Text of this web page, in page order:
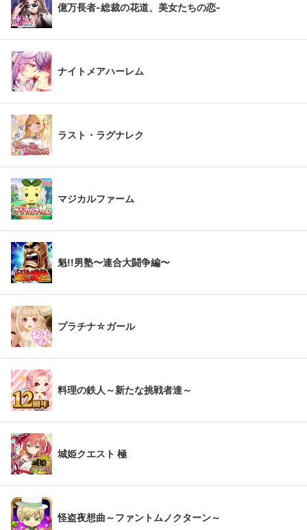
億万長者-総裁の花道、美女たちの恋-
ナイトメアハーレム
ラスト・ラグナレク
マジカルファーム
魁!!男塾〜連合大闘争編〜
プラチナ☆ガール
料理の鉄人～新たな挑戦者達～
城姫クエスト 極
怪盗夜想曲～ファントムノクターン～